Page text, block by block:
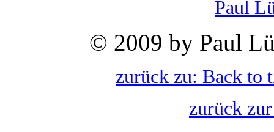
Paul
© 2009 by Paul
zurück zu: Back to
zurück